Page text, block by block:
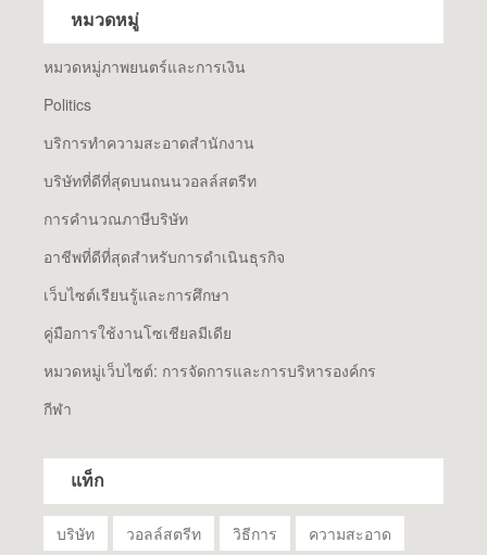
หมวดหมู่
หมวดหมู่ภาพยนตร์และการเงิน
Politics
บริการทำความสะอาดสำนักงาน
บริษัทที่ดีที่สุดบนถนนวอลล์สตรีท
การคำนวณภาษีบริษัท
อาชีพที่ดีที่สุดสำหรับการดำเนินธุรกิจ
เว็บไซต์เรียนรู้และการศึกษา
คู่มือการใช้งานโซเชียลมีเดีย
หมวดหมู่เว็บไซต์: การจัดการและการบริหารองค์กร
กีฬา
แท็ก
บริษัท วอลล์สตรีท วิธีการ ความสะอาด